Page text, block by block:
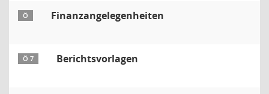
Ö Finanzangelegenheiten
Ö 7 Berichtsvorlagen